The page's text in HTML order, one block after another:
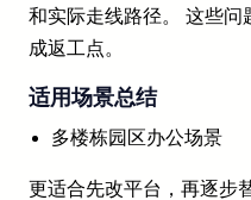
和实际走线路径。 这些
成返工点。
适用场景总结
多楼栋园区办公场景
更适合先改平台，再逐步